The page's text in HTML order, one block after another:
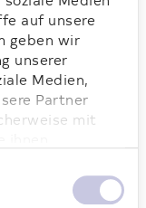
auf unsere
geben wir
unserer
Medien,
Partner
mit
Weitere
der
62,5